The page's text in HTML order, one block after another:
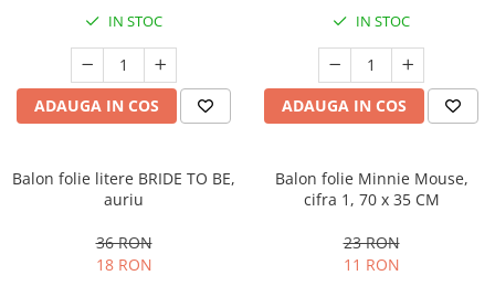
IN STOC
ADAUGA IN COS
IN STOC
ADAUGA IN COS
Balon folie litere BRIDE TO BE,
auriu
36 RON
18 RON
Balon folie Minnie Mouse,
cifra 1, 70 x 35 CM
23 RON
11 RON